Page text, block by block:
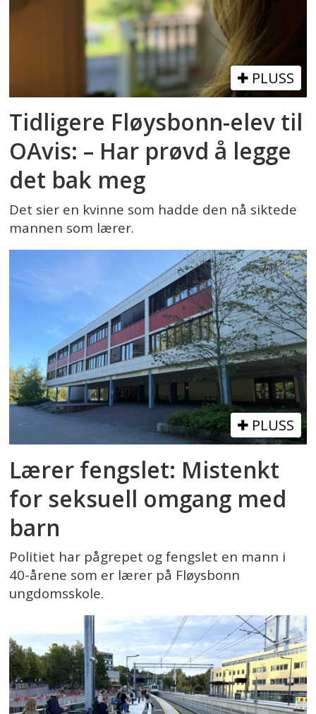
PLUSS
Tidligere Fløysbonn-elev til
OAvis: – Har prøvd å legge
det bak meg
Det sier en kvinne som hadde den nå siktede
mannen som lærer.
PLUSS
Lærer fengslet: Mistenkt
for seksuell omgang med
barn
Politiet har pågrepet og fengslet en mann i
40-årene som er lærer på Fløysbonn
ungdomsskole.